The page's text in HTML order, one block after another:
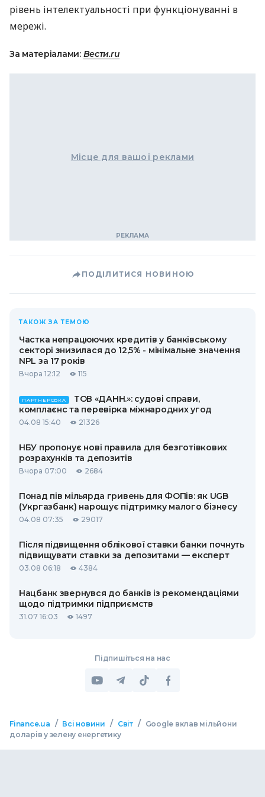
рівень інтелектуальності при функціонуванні в
мережі.
За матеріалами: Вести.ru
Місце для вашої реклами
ПОДІЛИТИСЯ НОВИНОЮ
ТАКОЖ ЗА ТЕМОЮ
Частка непрацюючих кредитів у банківському
секторі знизилася до 12,5% - мінімальне значення
NPL за 17 років
Вчора 12:12 115
ПАРТНЕРСЬКА
ТОВ «ДАНН.»: судові справи,
комплаєнс та перевірка міжнародних угод
04.08 15:40 21326
НБУ пропонує нові правила для безготівкових
розрахунків та депозитів
Вчора 07:00 2684
Понад пів мільярда гривень для ФОПів: як UGB
(Укргазбанк) нарощує підтримку малого бізнесу
04.08 07:35 29017
Після підвищення облікової ставки банки почнуть
підвищувати ставки за депозитами — експерт
03.08 06:18 4384
Нацбанк звернувся до банків із рекомендаціями
щодо підтримки підприємств
31.07 16:03 1497
Підпишіться на нас
Finance.ua / Всі новини / Світ /
Google вклав мільйони
доларів у зелену енергетику